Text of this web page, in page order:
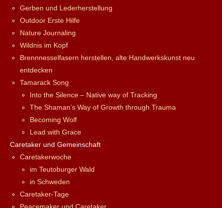
Gerben und Lederherstellung
Outdoor Erste Hilfe
Nature Journaling
Wildnis im Kopf
Brennnesselfasern herstellen, alte Handwerkskunst neu
entdecken
Tamarack Song
Into the Silence – Native way of Tracking
The Shaman’s Way of Growth through Trauma
Becoming Wolf
Lead with Grace
Caretaker und Gemeinschaft
Caretakerwoche
im Teutoburger Wald
in Schweden
Caretaker-Tage